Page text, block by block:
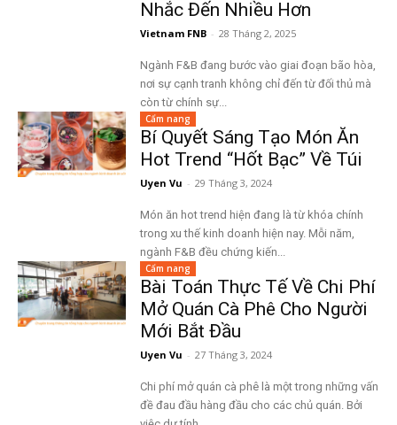
Nhắc Đến Nhiều Hơn
Vietnam FNB - 28 Tháng 2, 2025
Ngành F&B đang bước vào giai đoạn bão hòa,
nơi sự cạnh tranh không chỉ đến từ đối thủ mà
còn từ chính sự...
Cẩm nang
Bí Quyết Sáng Tạo Món Ăn
Hot Trend “Hốt Bạc” Về Túi
Uyen Vu - 29 Tháng 3, 2024
Món ăn hot trend hiện đang là từ khóa chính
trong xu thế kinh doanh hiện nay. Mỗi năm,
ngành F&B đều chứng kiến...
Cẩm nang
Bài Toán Thực Tế Về Chi Phí
Mở Quán Cà Phê Cho Người
Mới Bắt Đầu
Uyen Vu - 27 Tháng 3, 2024
Chi phí mở quán cà phê là một trong những vấn
đề đau đầu hàng đầu cho các chủ quán. Bởi